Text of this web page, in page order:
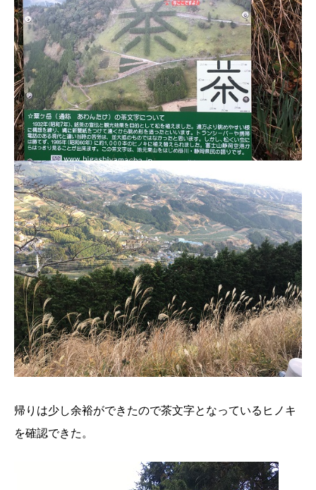
帰りは少し余裕ができたので茶文字となっているヒノキ
を確認できた。